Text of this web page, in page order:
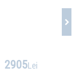
2905Lei